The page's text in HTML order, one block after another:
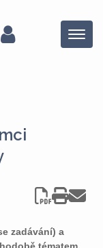
Menu
zadávání) a